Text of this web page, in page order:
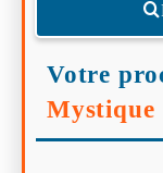
Votre
Mystique